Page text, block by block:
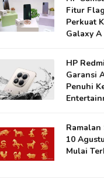
Fitur
Perkuat
Galaxy A
HP
Garansi
Penuhi
10
Mulai